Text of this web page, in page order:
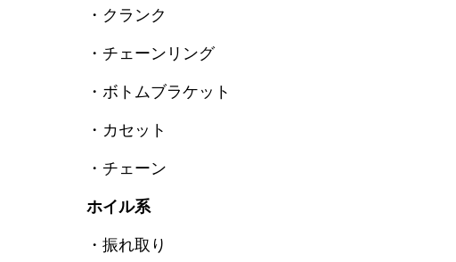
・クランク
・チェーンリング
・ボトムブラケット
・カセット
・チェーン
ホイル系
・振れ取り